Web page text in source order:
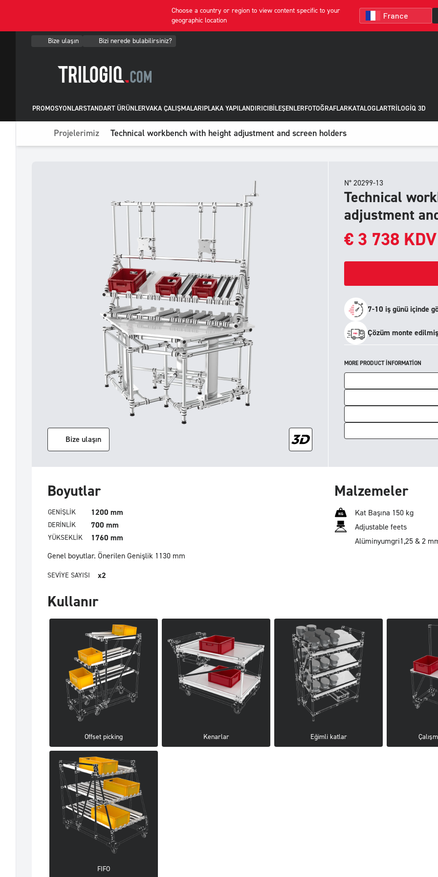
Choose a country or region to view content specific to your
geographic location
Bize ulaşın Bizi nerede bulabilirsiniz?
PROMOSYONLARSTANDART ÜRÜNLERVAKA ÇALIŞMALARIPLAKA YAPILANDIRICIBILEŞENLERFOTOĞRAFLARKATALOGLARTRILOGIQ 3D
Projelerimiz Technical workbench with height adjustment and screen holders
Bize ulaşın
N° 20299-13
Technical
adjustment
€ 3 738
7-10 iş günü içinde
Çözüm monte
MORE PRODUCT INFORMATION
Boyutlar
GENIŞLIK 1200 mm
DERINLIK 700 mm
YÜKSEKLIK
1760 mm
Genel boyutlar. Önerilen Genişlik 1130 mm
SEVIYE SAYISI x2
Malzemeler
Kat Başına 150 kg
Adjustable feets
Alüminyumgri1,25 & 2
Kullanır
Offset picking Kenarlar Eğimli katlar
FIFO